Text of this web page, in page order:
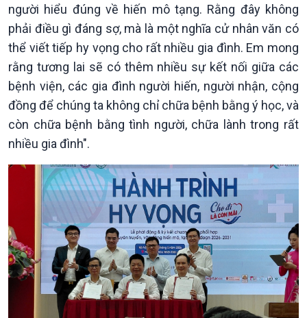
Bước chân đến trường
Văn hoá & Du lịch
Tin Văn hoá & Du lịch
Chát với người nổi tiếng
Multimedia
Ảnh
Video
người hiểu đúng về hiến mô tạng. Rằng đây không
phải điều gì đáng sợ, mà là một nghĩa cử nhân văn có
thể viết tiếp hy vọng cho rất nhiều gia đình. Em mong
rằng tương lai sẽ có thêm nhiều sự kết nối giữa các
bệnh viện, các gia đình người hiến, người nhận, cộng
đồng để chúng ta không chỉ chữa bệnh bằng ý học, và
còn chữa bệnh bằng tình người, chữa lành trong rất
nhiều gia đình".